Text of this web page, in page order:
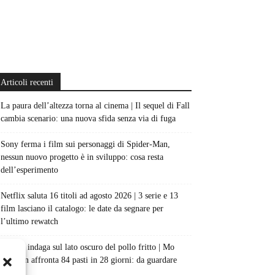
Articoli recenti
La paura dell’altezza torna al cinema | Il sequel di Fall
cambia scenario: una nuova sfida senza via di fuga
Sony ferma i film sui personaggi di Spider-Man,
nessun nuovo progetto è in sviluppo: cosa resta
dell’esperimento
Netflix saluta 16 titoli ad agosto 2026 | 3 serie e 13
film lasciano il catalogo: le date da segnare per
l’ultimo rewatch
Netflix indaga sul lato oscuro del pollo fritto | Mo
Gilligan affronta 84 pasti in 28 giorni: da guardare